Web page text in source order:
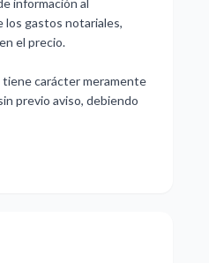
información al
los gastos notariales,
el precio.
tiene carácter meramente
previo aviso, ‌debiendo